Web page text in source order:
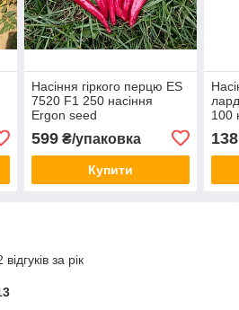
Насіння гіркого перцю ES
7520 F1 250 насіння
Ergon seed
599₴/упаковка
Купити
100
138
за рік